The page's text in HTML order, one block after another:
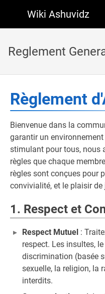
Wiki Ashuvidz
Reglement
Règlement
Bienvenue dans la
garantir un
stimulant pour tous, nous
règles que chaque
règles sont conçues pour
convivialité, et le plaisir de
1. Respect et
Respect Mutuel :
respect. Les insultes,
discrimination (basée
sexuelle, la religion, la
interdits.